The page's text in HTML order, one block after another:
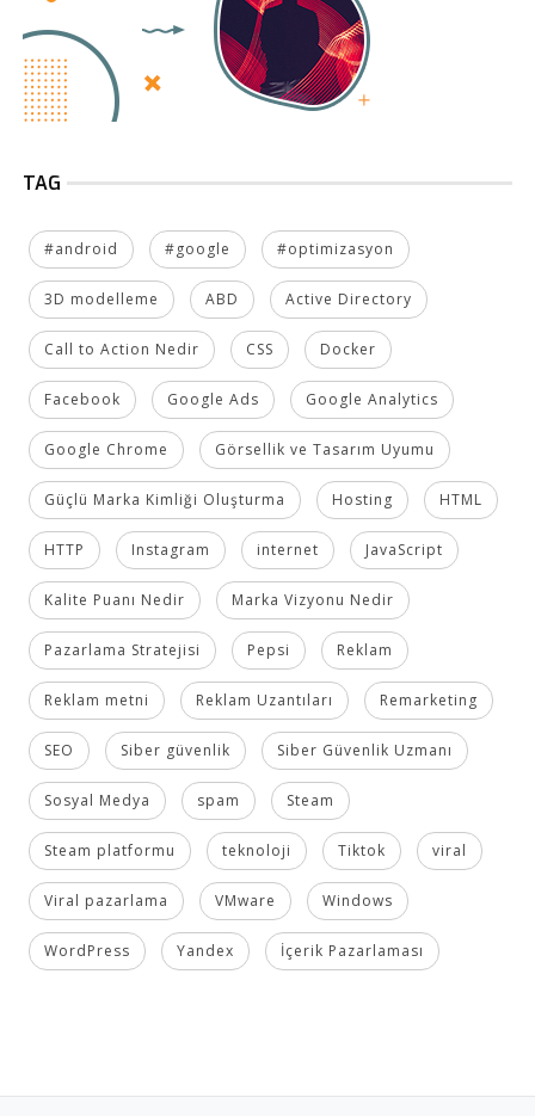
TAG
#android #google #optimizasyon
3D modelleme ABD Active Directory
Call to Action Nedir CSS Docker
Facebook Google Ads Google Analytics
Google Chrome Görsellik ve Tasarım Uyumu
Güçlü Marka Kimliği Oluşturma Hosting HTML
HTTP Instagram internet JavaScript
Kalite Puanı Nedir Marka Vizyonu Nedir
Pazarlama Stratejisi Pepsi Reklam
Reklam metni Reklam Uzantıları Remarketing
SEO Siber güvenlik Siber Güvenlik Uzmanı
Sosyal Medya spam Steam
Steam platformu teknoloji Tiktok viral
Viral pazarlama VMware Windows
WordPress Yandex İçerik Pazarlaması